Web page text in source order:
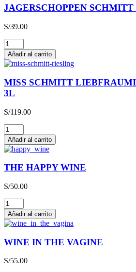
JAGERSCHOPPEN SCHMITT
S/39.00
JAGERSCHOPPEN
SCHMITT
SÖHNE
cantidad
Añadir al carrito
MISS SCHMITT
3L
S/119.00
MISS
SCHMITT
LIEBFRAUMILCH
QBA
CAJA
x
cantidad
Añadir al carrito
THE HAPPY WINE
S/50.00
THE
HAPPY
WINE
cantidad
Añadir al carrito
WINE IN THE VAGINE
S/55.00